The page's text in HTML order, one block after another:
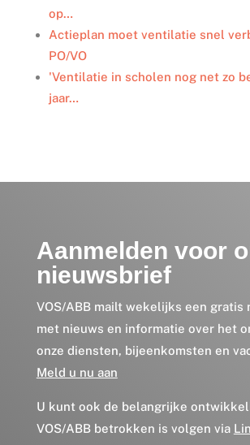
op…
Actieplan moet ventilatie snel
PO/VO
'Ventilatie in scholen nog net zo
jaar…
Aanmelden voor
nieuwsbrief
VOS/ABB mailt wekelijks een gratis
met nieuws en informatie over het
onze diensten, bijeenkomsten en
Meld u nu aan
U kunt ook de belangrijke
VOS/ABB betrokken is volgen via